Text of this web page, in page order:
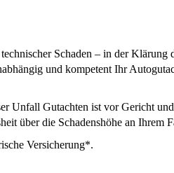
Schaden – in der Klärung
und kompetent Ihr
Unfall Gutachten ist vor Gericht
über die Schadenshöhe an Ihrem
Versicherung*.